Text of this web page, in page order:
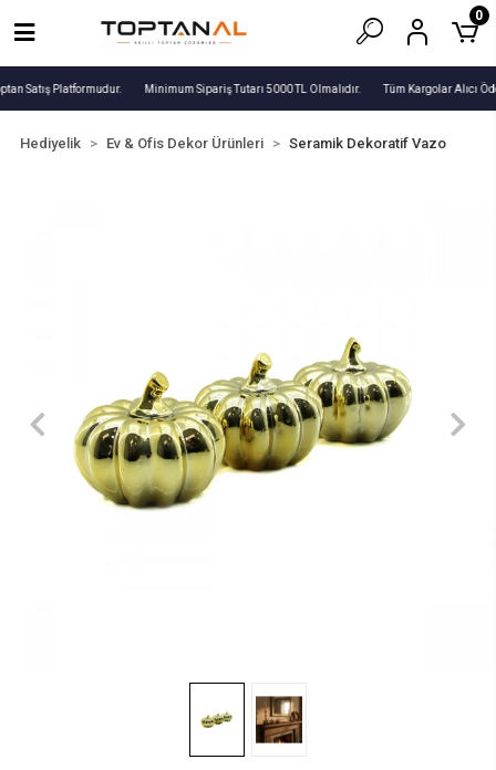
Satış Platformudur. Minimum Sipariş Tutarı 5000 TL Olmalıdır. Tüm Kargolar Alıcı
0
Hediyelik Ev & Ofis Dekor Ürünleri Seramik Dekoratif Vazo